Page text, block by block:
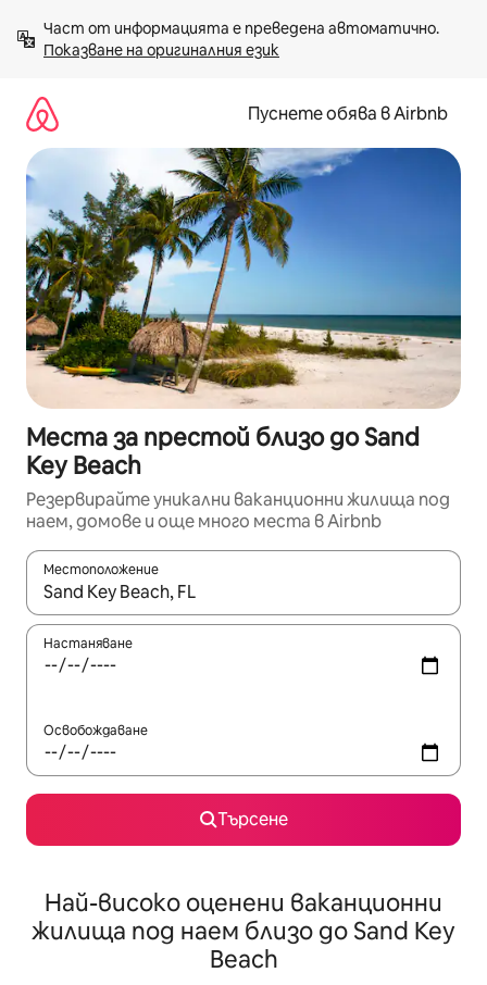
към
съдържанието
Показване на оригиналния език
Пуснете обява в Airbnb
Места за престой близо до Sand
Key Beach
Резервирайте уникални ваканционни жилища под
наем, домове и още много места в Airbnb
Местоположение
Когато резултатите се покажат, използвайте
Настаняване
Освобождаване
Търсене
Най-високо оценени ваканционни
жилища под наем близо до Sand Key
Beach